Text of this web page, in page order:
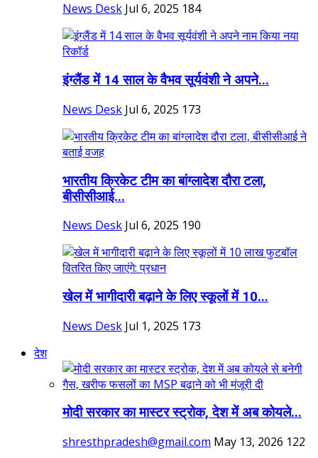
News Desk Jul 6, 2025 184
इंग्लैंड में 14 साल के वैभव सूर्यवंशी ने अपने...
News Desk Jul 6, 2025 173
भारतीय क्रिकेट टीम का बांग्लादेश दौरा टला,
बीसीसीआई...
News Desk Jul 6, 2025 190
खेल में भागीदारी बढ़ाने के लिए स्कूलों में 10...
News Desk Jul 1, 2025 173
देश
मोदी सरकार का मास्टर स्ट्रोक, देश में अब कोयले...
shresthpradesh@gmail.com May 13, 2026 122